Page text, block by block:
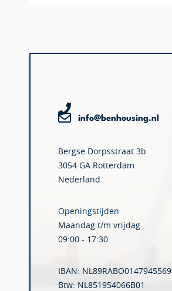
info@benhousing.nl
Bergse Dorpsstraat 3b
3054 GA Rotterdam
Nederland
Openingstijden
Maandag t/m vrijdag
09:00 - 17:30
IBAN: NL89RABO0147945569
Btw: NL851954066B01